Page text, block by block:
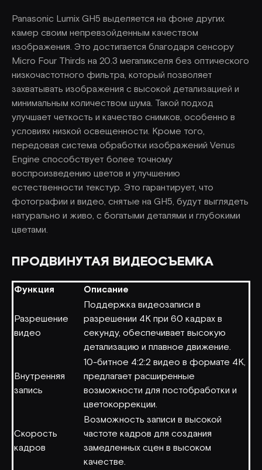
Panasonic Lumix GH5 выделяется на фоне других
камер своим непревзойденным качеством
изображения. Это достигается благодаря сенсору
Micro Four Thirds на 20.3 мегапикселя без оптического
низкочастотного фильтра, который позволяет
захватывать изображения с высокой детализацией и
минимальным количеством шума. Такой подход
улучшает четкость и качество снимков, особенно в
условиях низкой освещенности. Кроме того,
передовая система обработки изображений Venus
Engine способствует более точному
воспроизведению цветов и улучшению
естественности текстур. Это гарантирует, что
фотографии и видео, снятые на GH5, будут выглядеть
натурально и живо, с богатыми деталями и глубокими
цветами.
ПРОДВИНУТАЯ ВИДЕОСЪЕМКА
Функция Описание
Разрешение
видео
Поддержка видеозаписи в
разрешении 4K при 60 кадрах в
секунду, обеспечивает высокую
детализацию и плавное движение.
Внутренняя
запись
10-битное 4:2:2 видео в формате 4K,
предлагает расширенные
возможности для постобработки и
цветокоррекции.
Скорость
кадров
Возможность записи в высокой
частоте кадров для создания
замедленных сцен в высоком
качестве.